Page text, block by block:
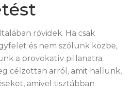
rövidek. Ha csak
és nem szólunk közbe,
a provokatív pillanatra.
célzottan arról, amit hallunk,
amivel tisztábban